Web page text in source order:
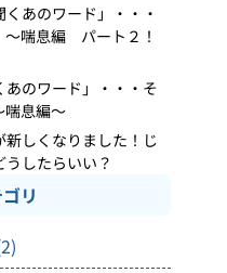
あのワード」・・・
喘息編 パート２！
あのワード」・・・そ
息編～
しくなりました！じ
したらいい？
リ